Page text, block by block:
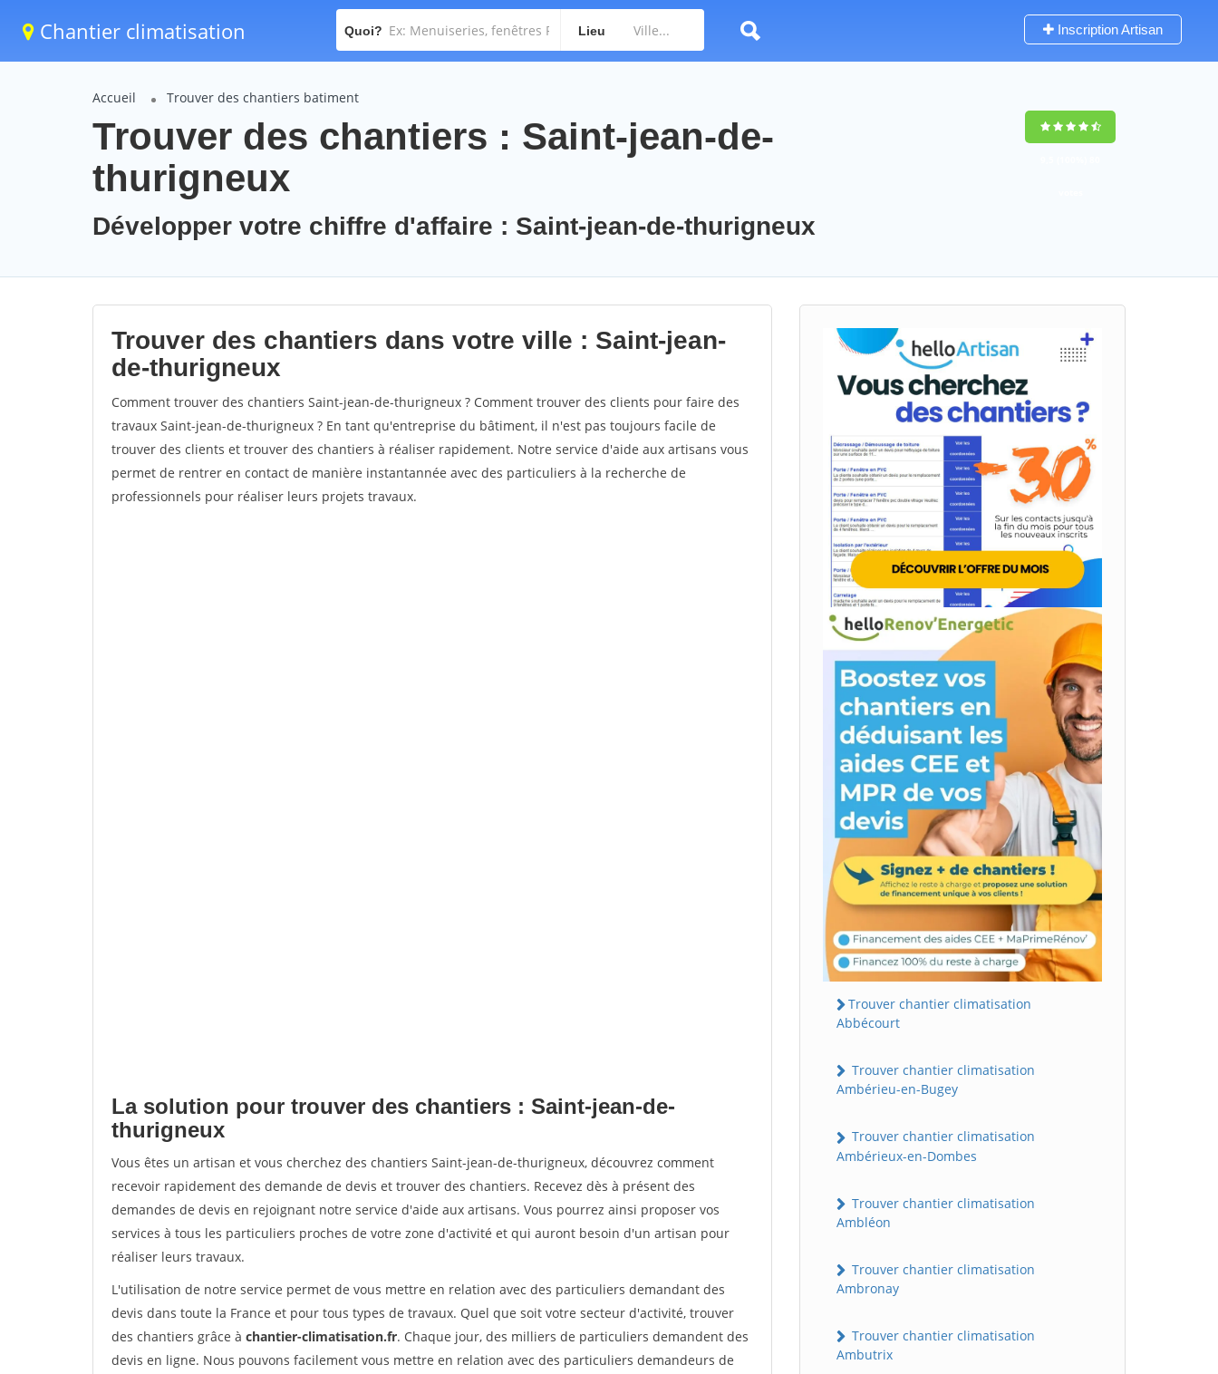
Chantier climatisation Quoi? Lieu Inscription Artisan
Accueil Trouver des chantiers batiment
Trouver des chantiers : Saint-jean-de-
thurigneux
Développer votre chiffre d'affaire : Saint-jean-de-thurigneux
Trouver des chantiers dans votre ville : Saint-jean-
de-thurigneux
Comment trouver des chantiers Saint-jean-de-thurigneux ? Comment trouver des clients pour faire des
travaux Saint-jean-de-thurigneux ? En tant qu'entreprise du bâtiment, il n'est pas toujours facile de
trouver des clients et trouver des chantiers à réaliser rapidement. Notre service d'aide aux artisans vous
permet de rentrer en contact de manière instantannée avec des particuliers à la recherche de
professionnels pour réaliser leurs projets travaux.
La solution pour trouver des chantiers : Saint-jean-de-
thurigneux
Vous êtes un artisan et vous cherchez des chantiers Saint-jean-de-thurigneux, découvrez comment
recevoir rapidement des demande de devis et trouver des chantiers. Recevez dès à présent des
demandes de devis en rejoignant notre service d'aide aux artisans. Vous pourrez ainsi proposer vos
services à tous les particuliers proches de votre zone d'activité et qui auront besoin d'un artisan pour
réaliser leurs travaux.
L'utilisation de notre service permet de vous mettre en relation avec des particuliers demandant des
devis dans toute la France et pour tous types de travaux. Quel que soit votre secteur d'activité, trouver
des chantiers grâce à chantier-climatisation.fr. Chaque jour, des milliers de particuliers demandent des
devis en ligne. Nous pouvons facilement vous mettre en relation avec des particuliers demandeurs de
Trouver chantier climatisation
Abbécourt
Trouver chantier climatisation
Ambérieu-en-Bugey
Trouver chantier climatisation
Ambérieux-en-Dombes
Trouver chantier climatisation
Ambléon
Trouver chantier climatisation
Ambronay
Trouver chantier climatisation
Ambutrix